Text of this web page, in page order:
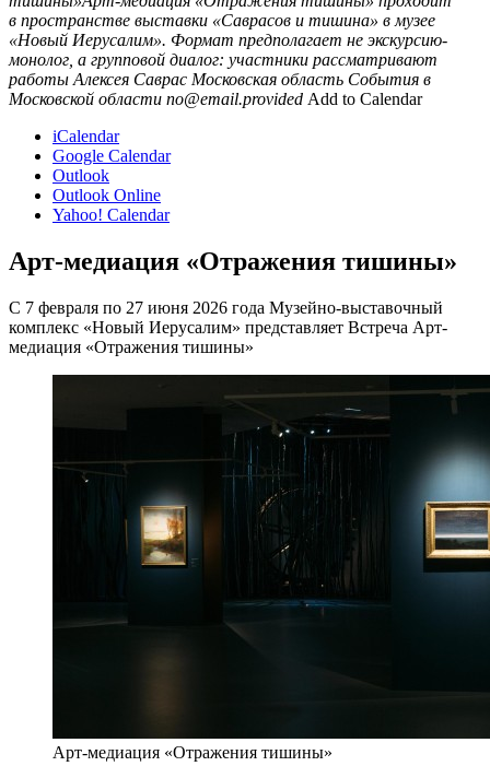
в пространстве выставки «Саврасов и тишина» в музее
«Новый Иерусалим». Формат предполагает не экскурсию-
монолог, а групповой диалог: участники рассматривают
работы Алексея Саврас Московская область События в
Московской области no@email.provided Add to Calendar
iCalendar
Google Calendar
Outlook
Outlook Online
Yahoo! Calendar
Арт-медиация «Отражения тишины»
С 7 февраля по 27 июня 2026 года Музейно-выставочный
комплекс «Новый Иерусалим» представляет Встреча Арт-
медиация «Отражения тишины»
Арт-медиация «Отражения тишины»